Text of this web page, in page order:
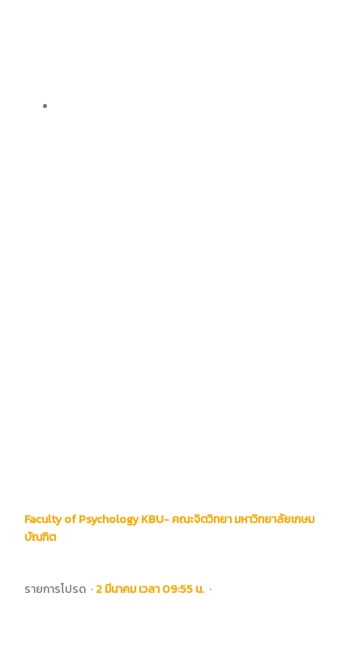
Faculty of Psychology KBU- คณะจิตวิทยา มหาวิทยาลัยเกษม
บัณฑิต
รายการโปรด ·2 มีนาคม เวลา 09:55 น. ·